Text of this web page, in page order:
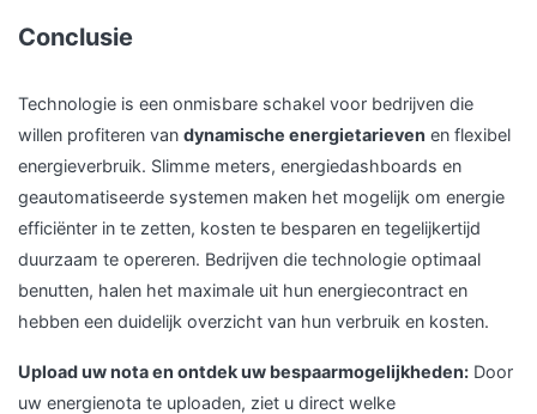
Conclusie
Technologie is een onmisbare schakel voor bedrijven die
willen profiteren van dynamische energietarieven en flexibel
energieverbruik. Slimme meters, energiedashboards en
geautomatiseerde systemen maken het mogelijk om energie
efficiënter in te zetten, kosten te besparen en tegelijkertijd
duurzaam te opereren. Bedrijven die technologie optimaal
benutten, halen het maximale uit hun energiecontract en
hebben een duidelijk overzicht van hun verbruik en kosten.
Upload uw nota en ontdek uw bespaarmogelijkheden: Door
uw energienota te uploaden, ziet u direct welke